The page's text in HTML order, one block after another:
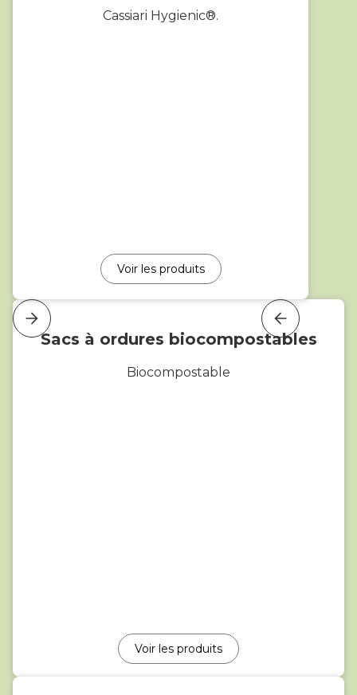
Cassiari Hygienic®.
Voir les produits
Sacs à ordures biocompostables
Biocompostable
Voir les produits